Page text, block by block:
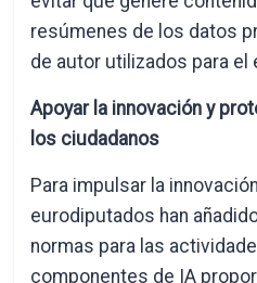
resúmenes de los datos
de autor utilizados para el
Apoyar la innovación y
los ciudadanos
Para impulsar la
eurodiputados han
normas para las
componentes de IA